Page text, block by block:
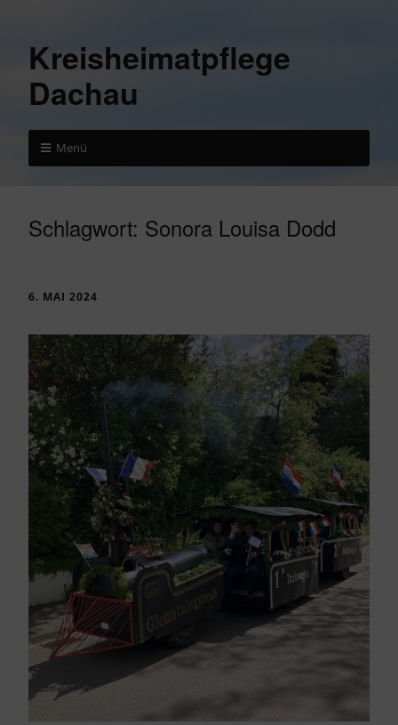
Kreisheimatpflege
Dachau
Menü
Schlagwort: Sonora Louisa Dodd
6. MAI 2024